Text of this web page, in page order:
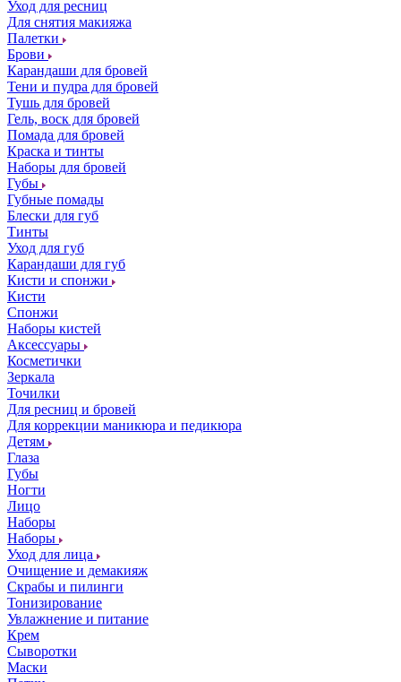
Уход для ресниц
Для снятия макияжа
Палетки
Брови
Карандаши для бровей
Тени и пудра для бровей
Тушь для бровей
Гель, воск для бровей
Помада для бровей
Краска и тинты
Наборы для бровей
Губы
Губные помады
Блески для губ
Тинты
Уход для губ
Карандаши для губ
Кисти и спонжи
Кисти
Спонжи
Наборы кистей
Аксессуары
Косметички
Зеркала
Точилки
Для ресниц и бровей
Для коррекции маникюра и педикюра
Детям
Глаза
Губы
Ногти
Лицо
Наборы
Наборы
Уход для лица
Очищение и демакияж
Скрабы и пилинги
Тонизирование
Увлажнение и питание
Крем
Сыворотки
Маски